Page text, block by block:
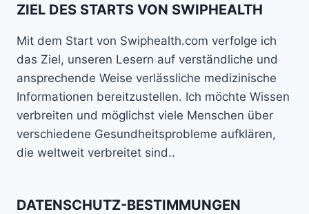
ZIEL DES STARTS VON SWIPHEALTH
Mit dem Start von Swiphealth.com verfolge ich
das Ziel, unseren Lesern auf verständliche und
ansprechende Weise verlässliche medizinische
Informationen bereitzustellen. Ich möchte Wissen
verbreiten und möglichst viele Menschen über
verschiedene Gesundheitsprobleme aufklären,
die weltweit verbreitet sind..
DATENSCHUTZ-BESTIMMUNGEN